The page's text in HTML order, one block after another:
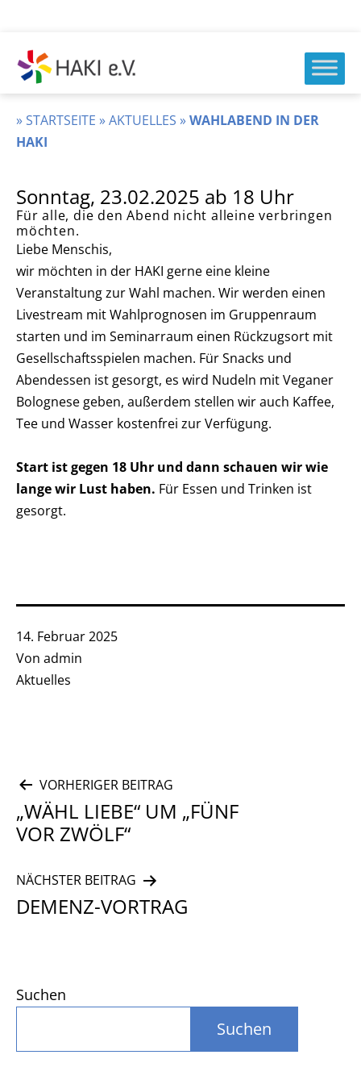
Inhalt
springen
HAKI
e.v.
»STARTSEITE »AKTUELLES »WAHLABEND IN DER
HAKI
Sonntag, 23.02.2025 ab 18 Uhr
Für alle, die den Abend nicht alleine verbringen
möchten.
Liebe Menschis,
wir möchten in der HAKI gerne eine kleine
Veranstaltung zur Wahl machen. Wir werden einen
Livestream mit Wahlprognosen im Gruppenraum
starten und im Seminarraum einen Rückzugsort mit
Gesellschaftsspielen machen. Für Snacks und
Abendessen ist gesorgt, es wird Nudeln mit Veganer
Bolognese geben, außerdem stellen wir auch Kaffee,
Tee und Wasser kostenfrei zur Verfügung.
Start ist gegen 18 Uhr und dann schauen wir wie
lange wir Lust haben. Für Essen und Trinken ist
gesorgt.
Veröffentlicht
am
14. Februar 2025
Von admin
Kategorisiert
Aktuelles
Beitragsnavigation
VORHERIGER BEITRAG
„WÄHL LIEBE“ UM „FÜNF
VOR ZWÖLF“
NÄCHSTER BEITRAG
DEMENZ-VORTRAG
Suchen
Suchen